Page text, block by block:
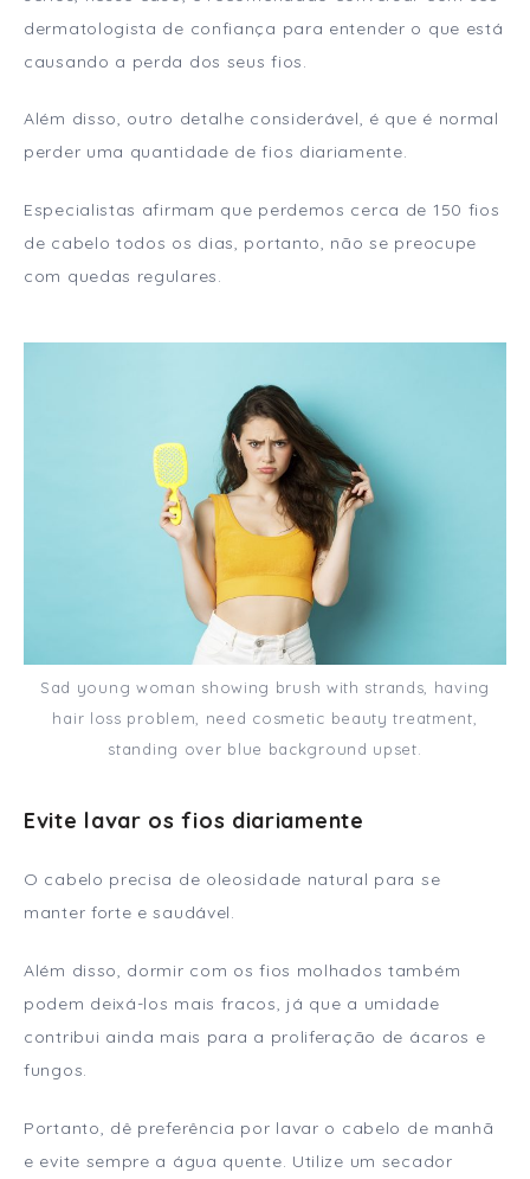
dermatologista de confiança para entender o que está
causando a perda dos seus fios.
Além disso, outro detalhe considerável, é que é normal
perder uma quantidade de fios diariamente.
Especialistas afirmam que perdemos cerca de 150 fios
de cabelo todos os dias, portanto, não se preocupe
com quedas regulares.
Sad young woman showing brush with strands, having
hair loss problem, need cosmetic beauty treatment,
standing over blue background upset.
Evite lavar os fios diariamente
O cabelo precisa de oleosidade natural para se
manter forte e saudável.
Além disso, dormir com os fios molhados também
podem deixá-los mais fracos, já que a umidade
contribui ainda mais para a proliferação de ácaros e
fungos.
Portanto, dê preferência por lavar o cabelo de manhã
e evite sempre a água quente. Utilize um secador